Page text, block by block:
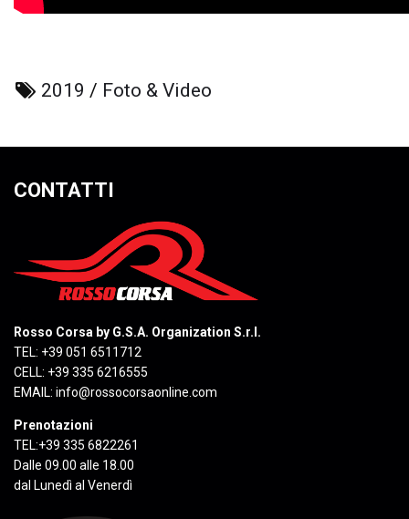
2019 / Foto & Video
CONTATTI
Rosso Corsa by G.S.A. Organization S.r.l.
TEL: +39 051 6511712
CELL: +39 335 6216555
EMAIL: info@rossocorsaonline.com
Prenotazioni
TEL:+39 335 6822261
Dalle 09.00 alle 18.00
dal Lunedì al Venerdì